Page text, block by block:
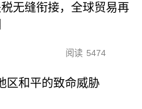
无缝衔接，全球贸易再
阅读 5474
区和平的致命威胁